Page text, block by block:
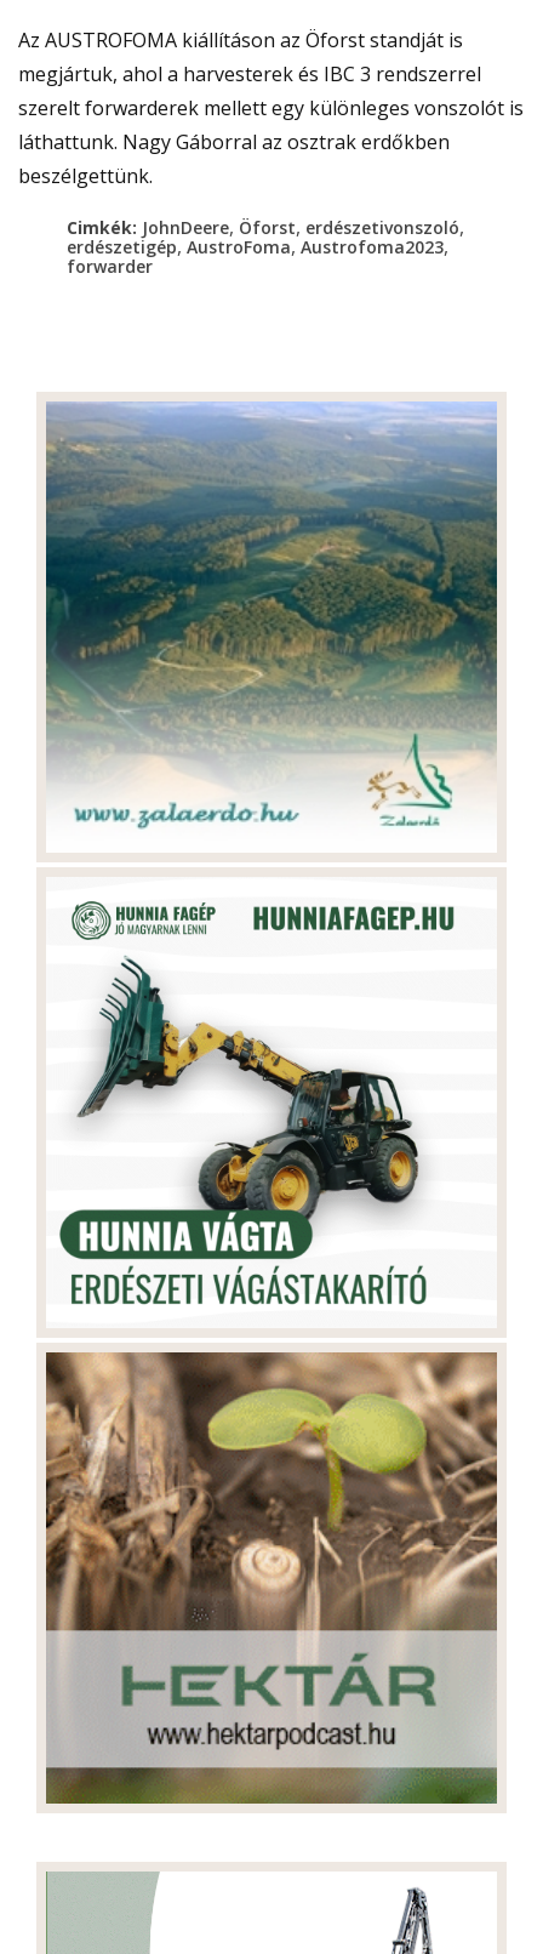
Az AUSTROFOMA kiállításon az Öforst standját is
megjártuk, ahol a harvesterek és IBC 3 rendszerrel
szerelt forwarderek mellett egy különleges vonszolót is
láthattunk. Nagy Gáborral az osztrak erdőkben
beszélgettünk.
Cimkék: JohnDeere, Öforst, erdészetivonszoló,
erdészetigép, AustroFoma, Austrofoma2023,
forwarder